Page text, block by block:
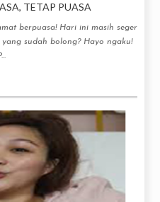
TETAP PUASA
berpuasa! Hari ini masih seger
sudah bolong? Hayo ngaku!